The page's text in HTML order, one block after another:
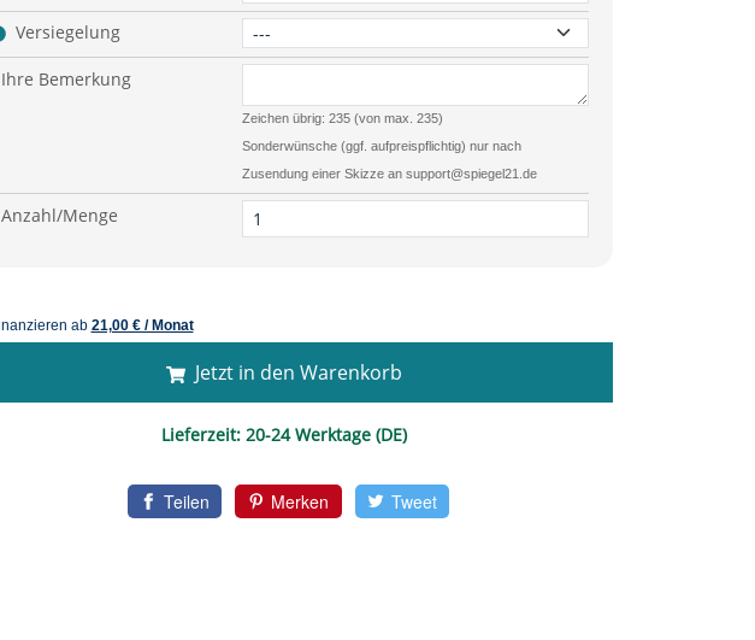
Versiegelung
Ihre Bemerkung
Zeichen übrig: 235 (von max. 235)
Sonderwünsche (ggf. aufpreispflichtig) nur nach
Zusendung einer Skizze an support@spiegel21.de
Anzahl/Menge
Jetzt in den Warenkorb
Lieferzeit: 20-24 Werktage (DE)
Teilen Merken Tweet